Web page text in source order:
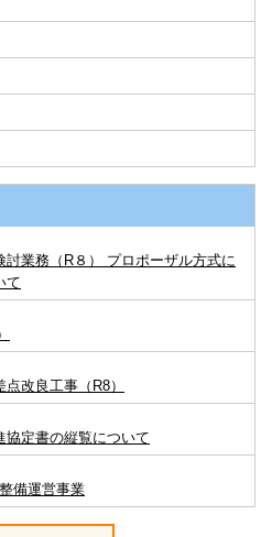
業務（R８） プロポーザル方式に
て
改良工事（R8）
協定書の縦覧について
備運営事業